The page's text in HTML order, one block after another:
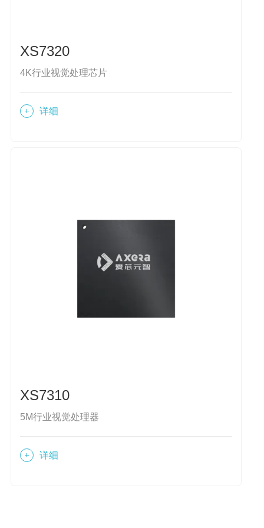
XS7320
4K行业视觉处理芯片
详细
XS7310
5M行业视觉处理器
详细